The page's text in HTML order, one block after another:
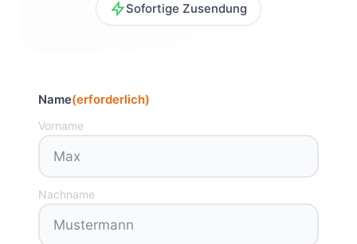
Sofortige Zusendung
Name(erforderlich)
Vorname
Nachname